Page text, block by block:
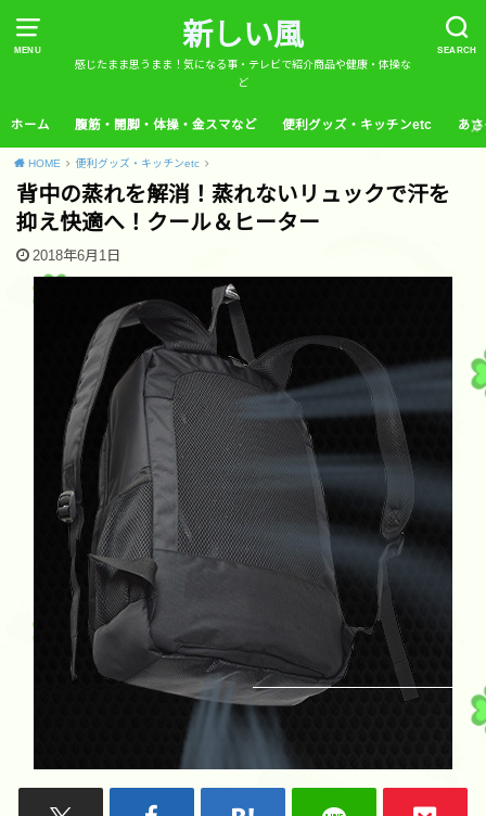
MENU SEARCH
新しい風
感じたまま思うまま！気になる事・テレビで紹介商品や健康・体操な
ど
ホーム 腹筋・開脚・体操・金スマなど 便利グッズ・キッチンetc あ
HOME 便利グッズ・キッチンetc
背中の蒸れを解消！蒸れないリュックで汗を
抑え快適へ！クール＆ヒーター
2018年6月1日